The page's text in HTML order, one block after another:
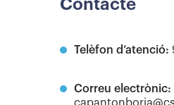
Contacte
Telèfon d’atenció:
Correu electrònic: